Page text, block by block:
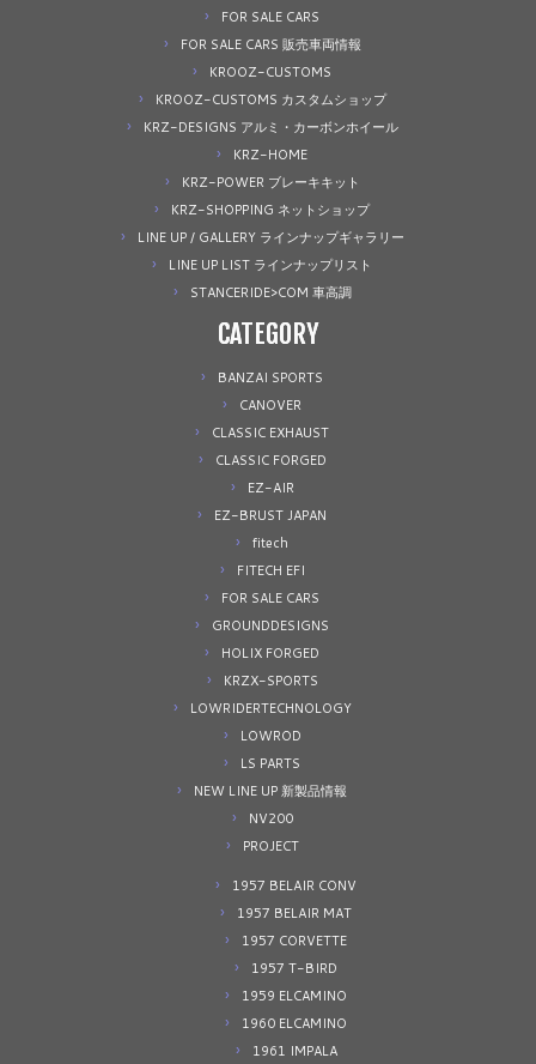
FOR SALE CARS
FOR SALE CARS 販売車両情報
KROOZ-CUSTOMS
KROOZ-CUSTOMS カスタムショップ
KRZ-DESIGNS アルミ・カーボンホイール
KRZ-HOME
KRZ-POWER ブレーキキット
KRZ-SHOPPING ネットショップ
LINE UP / GALLERY ラインナップギャラリー
LINE UP LIST ラインナップリスト
STANCERIDE>COM 車高調
CATEGORY
BANZAI SPORTS
CANOVER
CLASSIC EXHAUST
CLASSIC FORGED
EZ-AIR
EZ-BRUST JAPAN
fitech
FITECH EFI
FOR SALE CARS
GROUNDDESIGNS
HOLIX FORGED
KRZX-SPORTS
LOWRIDERTECHNOLOGY
LOWROD
LS PARTS
NEW LINE UP 新製品情報
NV200
PROJECT
1957 BELAIR CONV
1957 BELAIR MAT
1957 CORVETTE
1957 T-BIRD
1959 ELCAMINO
1960 ELCAMINO
1961 IMPALA